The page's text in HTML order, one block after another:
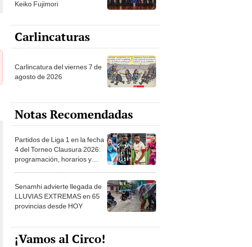
Keiko Fujimori
Carlincaturas
Carlincatura del viernes 7 de
agosto de 2026
Notas Recomendadas
Partidos de Liga 1 en la fecha
4 del Torneo Clausura 2026:
programación, horarios y
Senamhi advierte llegada de
LLUVIAS EXTREMAS en 65
provincias desde HOY
¡Vamos al Circo!